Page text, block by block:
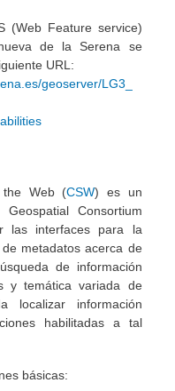
(Web Feature service)
de la Serena se
URL:
geoserver/LG3_
the Web (CSW) es un
Consortium
las interfaces para la
metadatos acerca de
de información
y temática variada de
localizar información
habilitadas a tal
básicas: